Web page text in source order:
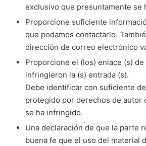
exclusivo que presuntamente se
Proporcione suficiente
que podamos contactarlo.
dirección de correo electrónico
Proporcione el (los) enlace (s)
infringieron la (s) entrada (s).
Debe identificar con suficiente
protegido por derechos de autor
se ha infringido.
Una declaración de que la parte
buena fe que el uso del material